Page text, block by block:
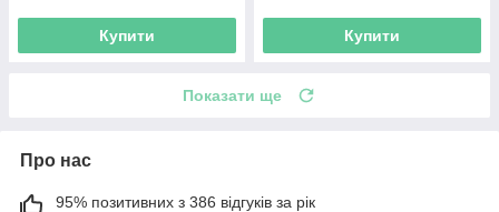
Купити Купити
Показати ще
Про нас
95% позитивних з 386 відгуків за рік